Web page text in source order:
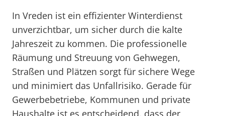
In Vreden ist ein effizienter Winterdienst
unverzichtbar, um sicher durch die kalte
Jahreszeit zu kommen. Die professionelle
Räumung und Streuung von Gehwegen,
Straßen und Plätzen sorgt für sichere Wege
und minimiert das Unfallrisiko. Gerade für
Gewerbebetriebe, Kommunen und private
Haushalte ist es entscheidend, dass der